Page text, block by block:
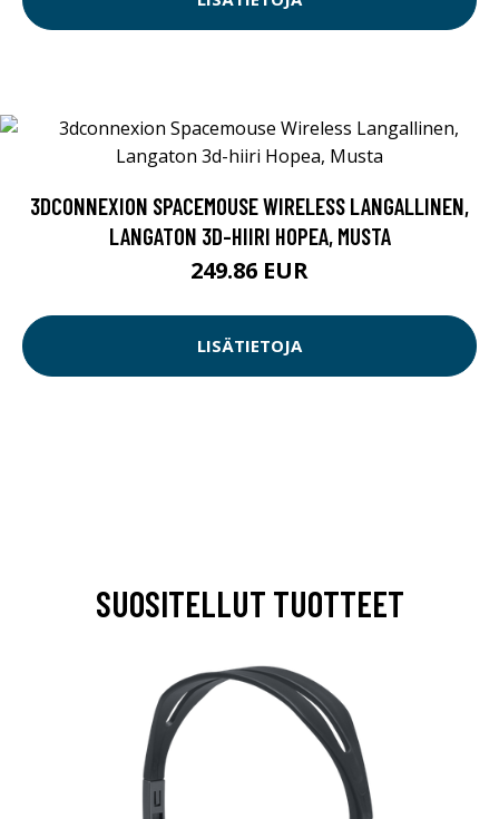
3DCONNEXION SPACEMOUSE WIRELESS LANGALLINEN,
LANGATON 3D-HIIRI HOPEA, MUSTA
249.86 EUR
LISÄTIETOJA
SUOSITELLUT TUOTTEET